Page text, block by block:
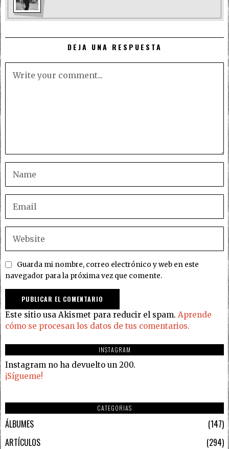
DEJA UNA RESPUESTA
Guarda mi nombre, correo electrónico y web en este
navegador para la próxima vez que comente.
Este sitio usa Akismet para reducir el spam. Aprende
cómo se procesan los datos de tus comentarios.
INSTAGRAM
Instagram no ha devuelto un 200.
¡Sígueme!
CATEGORIAS
ÁLBUMES
147
ARTÍCULOS
294